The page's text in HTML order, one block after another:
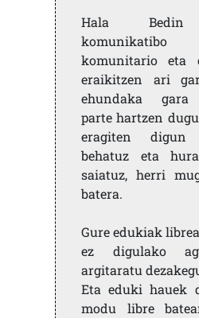
Hala Bedin
komunitario eta
eraikitzen ari
ehundaka gara
parte hartzen
eragiten digun
behatuz eta
saiatuz, herri
batera.
Gure edukiak
ez digulako
argitaratu
Eta eduki hauek
modu libre